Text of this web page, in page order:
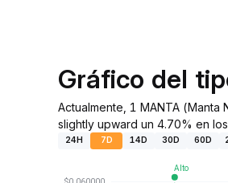
Gráfico del
Actualmente, 1 MANTA
slightly upward un 4.70% en
24H 7D 14D 30D 60D